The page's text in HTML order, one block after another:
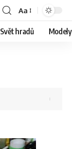
Aa
Svět hradů